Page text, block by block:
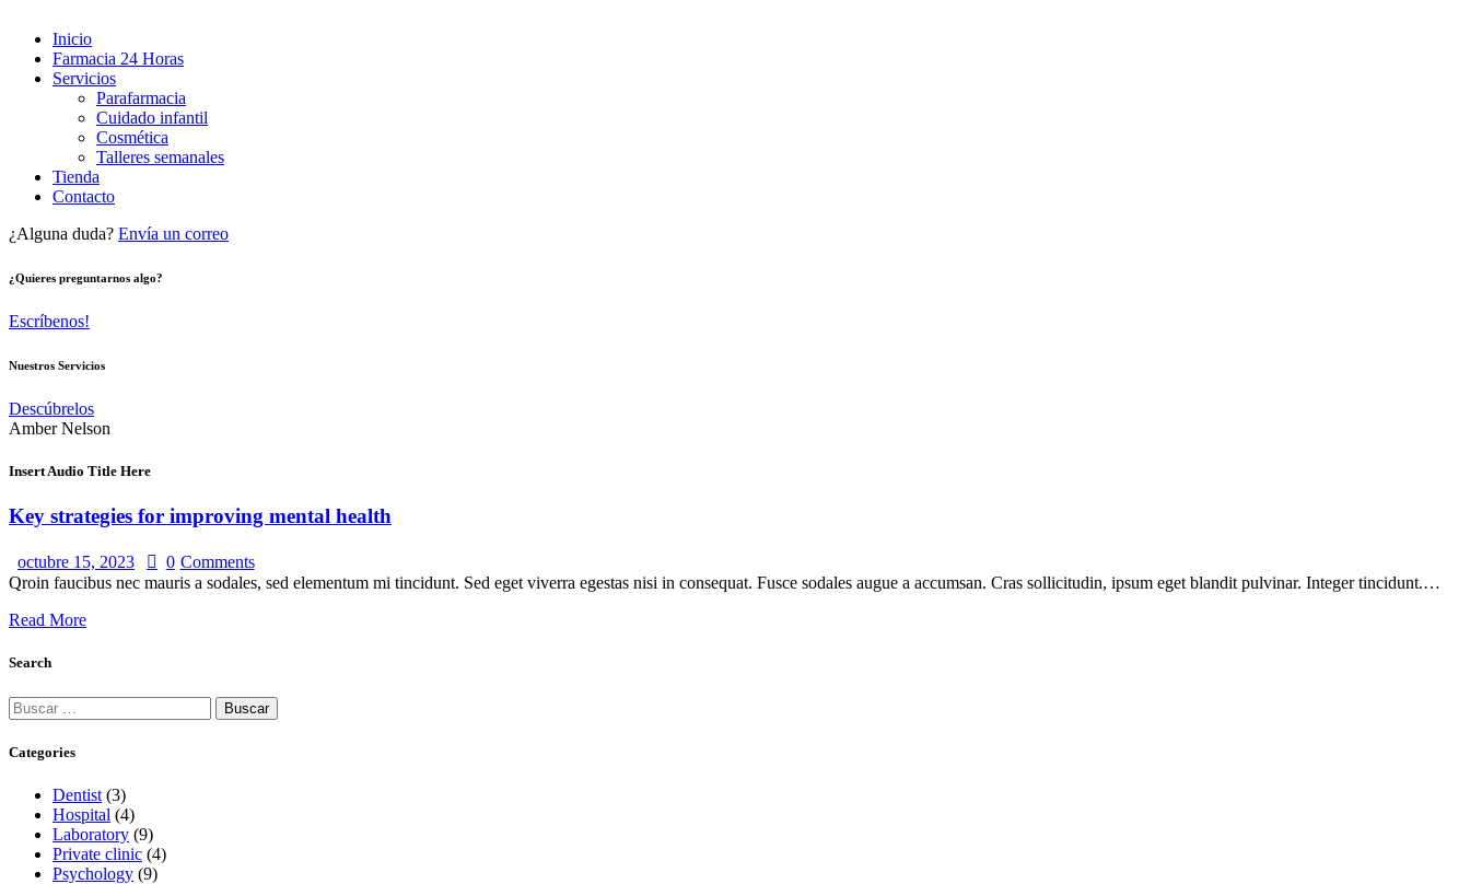
Inicio
Farmacia 24 Horas
Servicios
Parafarmacia
Cuidado infantil
Cosmética
Talleres semanales
Tienda
Contacto
¿Alguna duda? Envía un correo
¿Quieres preguntarnos algo?
Escríbenos!
Nuestros Servicios
Descúbrelos
Amber Nelson
Insert Audio Title Here
Key strategies for improving mental health
octubre 15, 2023 0 Comments
Qroin faucibus nec mauris a sodales, sed elementum mi tincidunt. Sed eget viverra egestas nisi in consequat. Fusce sodales augue a accumsan. Cras sollicitudin, ipsum eget blandit pulvinar. Integer tincidunt.…
Read More
Search
Categories
Dentist (3)
Hospital (4)
Laboratory (9)
Private clinic (4)
Psychology (9)